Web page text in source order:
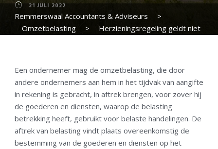
21 JULI 2022
Remmerswaal Accountants & Adviseurs
>
Omzetbelasting
>
Herzieningsregeling geldt niet
Een ondernemer mag de omzetbelasting, die door
andere ondernemers aan hem in het tijdvak van aangifte
in rekening is gebracht, in aftrek brengen, voor zover hij
de goederen en diensten, waarop de belasting
betrekking heeft, gebruikt voor belaste handelingen. De
aftrek van belasting vindt plaats overeenkomstig de
bestemming van de goederen en diensten op het